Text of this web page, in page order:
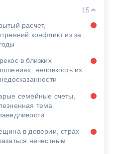
15
расчет,
конфликт из за
в близких
неловкость из
семейные счеты,
тема
в доверии, страх
нечестным